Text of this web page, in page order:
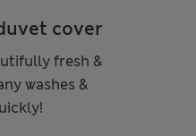
cover
fresh &
washes &